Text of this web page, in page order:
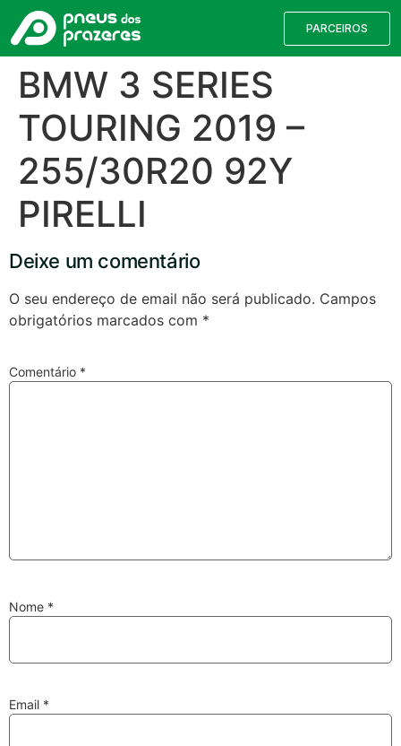
PARCEIROS
BMW 3 SERIES
TOURING 2019 –
255/30R20 92Y
PIRELLI
Deixe um comentário
O seu endereço de email não será publicado. Campos
obrigatórios marcados com *
Comentário *
Nome *
Email *
Pesquisa de Pneus
Velas Lâmpadas